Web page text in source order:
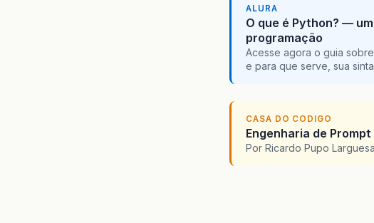
ALURA
O que é Python? —
programação
Acesse agora o guia
e para que serve, sua
CASA DO CODIGO
Engenharia de
Por Ricardo Pupo